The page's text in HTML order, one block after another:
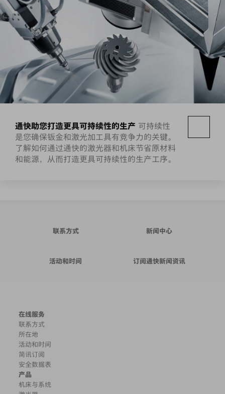
通快助您打造更具可持续性的生产 可持续性
是您确保钣金和激光加工具有竞争力的关键。
了解如何通过通快的激光器和机床节省原材料
和能源，从而打造更具可持续性的生产工序。
联系方式 新闻中心
活动和时间 订阅通快新闻资讯
在线服务
联系方式
所在地
活动和时间
简讯订阅
安全数据表
产品
机床与系统